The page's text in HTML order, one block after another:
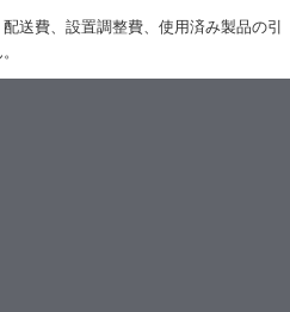
送費、設置調整費、使用済み製品の引